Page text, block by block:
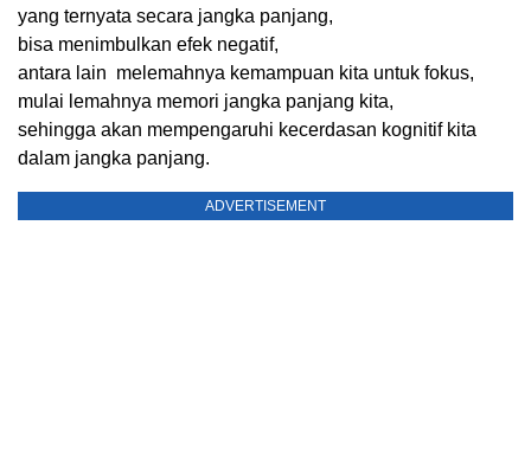
yang ternyata secara jangka panjang,
bisa menimbulkan efek negatif,
antara lain melemahnya kemampuan kita untuk fokus,
mulai lemahnya memori jangka panjang kita,
sehingga akan mempengaruhi kecerdasan kognitif kita
dalam jangka panjang.
ADVERTISEMENT